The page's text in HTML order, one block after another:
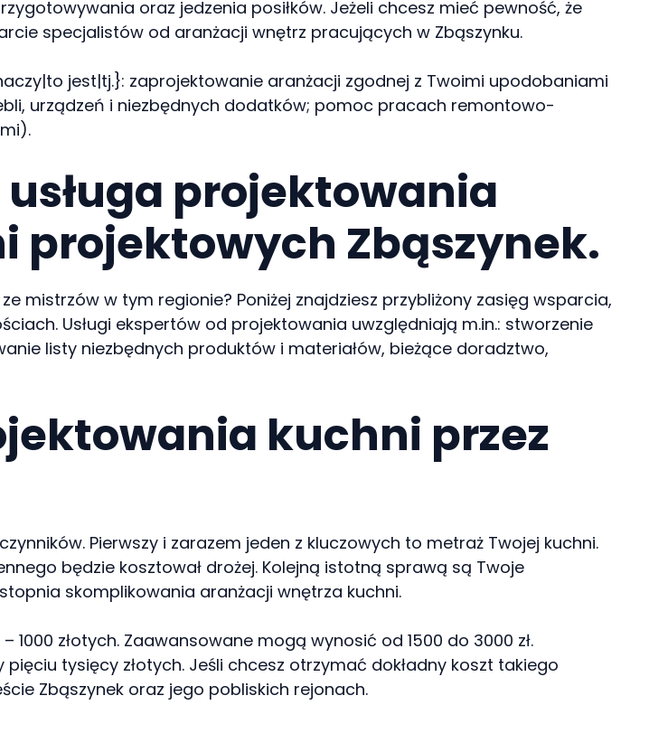
oraz jedzenia posiłków. Jeżeli chcesz mieć pewność, że
specjalistów od aranżacji wnętrz pracujących w Zbąszynku.
jest|tj.}: zaprojektowanie aranżacji zgodnej z Twoimi upodobaniami
urządzeń i niezbędnych dodatków; pomoc pracach remontowo-
projektowania
projektowych Zbąszynek.
mistrzów w tym regionie? Poniżej znajdziesz przybliżony zasięg wsparcia,
Usługi ekspertów od projektowania uwzględniają m.in.: stworzenie
listy niezbędnych produktów i materiałów, bieżące doradztwo,
kuchni przez
Pierwszy i zarazem jeden z kluczowych to metraż Twojej kuchni.
będzie kosztował drożej. Kolejną istotną sprawą są Twoje
skomplikowania aranżacji wnętrza kuchni.
złotych. Zaawansowane mogą wynosić od 1500 do 3000 zł.
tysięcy złotych. Jeśli chcesz otrzymać dokładny koszt takiego
Zbąszynek oraz jego pobliskich rejonach.